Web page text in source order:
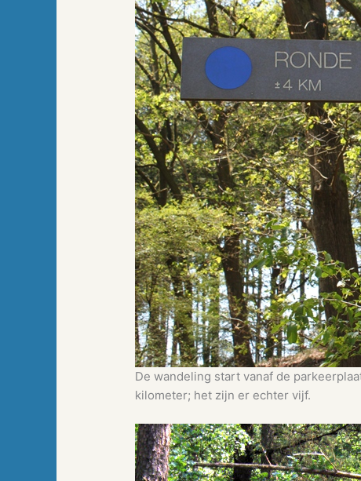
De wandeling start vanaf de
kilometer; het zijn er echter vijf.